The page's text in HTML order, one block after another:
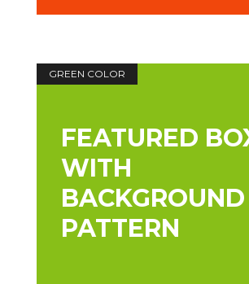
GREEN COLOR
FEATURED
WITH
BACKGROUND
PATTERN